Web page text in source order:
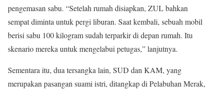
pengemasan sabu. “Setelah rumah disiapkan, ZUL bahkan
sempat diminta untuk pergi liburan. Saat kembali, sebuah mobil
berisi sabu 100 kilogram sudah terparkir di depan rumah. Itu
skenario mereka untuk mengelabui petugas,” lanjutnya.
Sementara itu, dua tersangka lain, SUD dan KAM, yang
merupakan pasangan suami istri, ditangkap di Pelabuhan Merak,